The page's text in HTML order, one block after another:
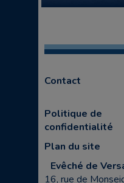
Contact
Politique de
confidentialité
Plan du site
Evêché de
16, rue de